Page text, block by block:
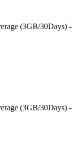
(3GB/30Days) -
(3GB/30Days) -